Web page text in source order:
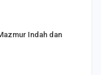
Indah dan